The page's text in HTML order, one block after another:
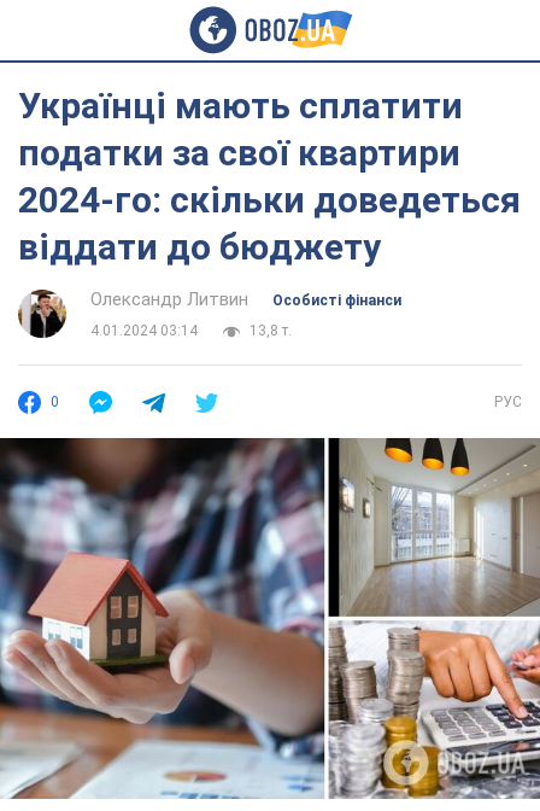
Українці мають сплатити
податки за свої квартири
2024-го: скільки доведеться
віддати до бюджету
Олександр Литвин
Особисті фінанси
4.01.2024 03:14
13,8 т.
0 РУС